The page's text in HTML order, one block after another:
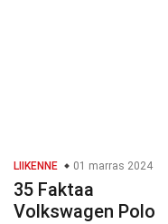
LIIKENNE 01 marras 2024
35 Faktaa
Volkswagen Polo